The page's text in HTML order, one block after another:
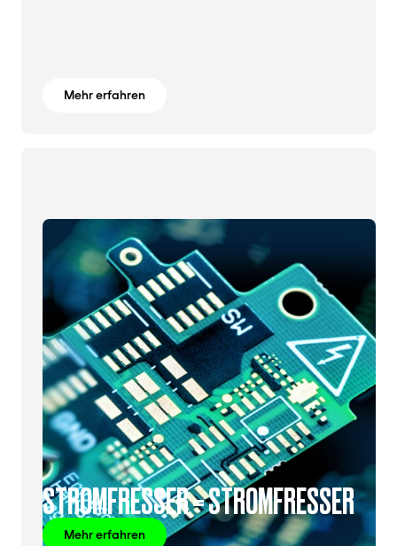
Mehr erfahren
STROMFRESSER = STROMFRESSER
Mehr erfahren